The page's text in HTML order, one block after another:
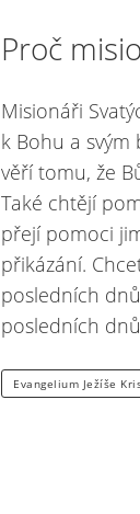
Proč
Misionáři
k Bohu a
věří tomu, že
Také chtějí
přejí pomoci
přikázání.
posledních
posledních
Evangelium Ježíše